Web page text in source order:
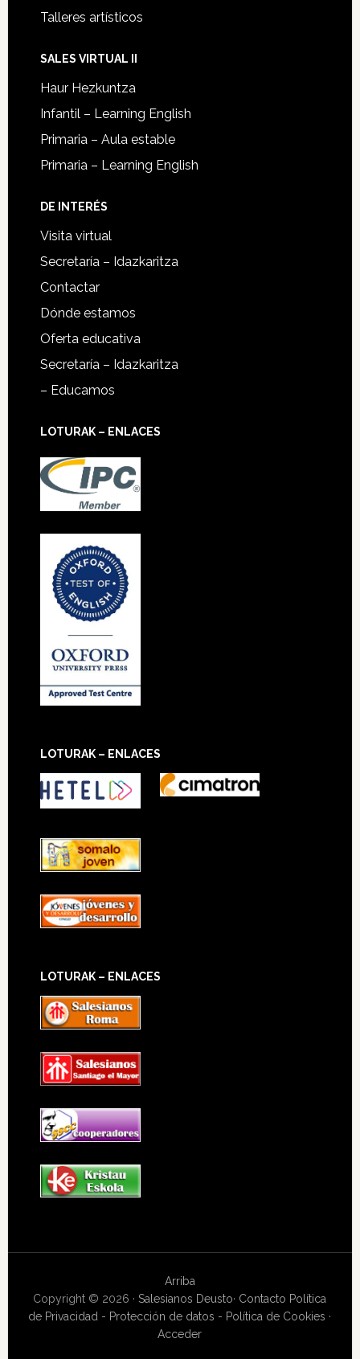
Talleres artísticos
SALES VIRTUAL II
Haur Hezkuntza
Infantil – Learning English
Primaria – Aula estable
Primaria – Learning English
DE INTERÉS
Visita virtual
Secretaría – Idazkaritza
Contactar
Dónde estamos
Oferta educativa
Secretaría – Idazkaritza
– Educamos
LOTURAK – ENLACES
LOTURAK – ENLACES
LOTURAK – ENLACES
Arriba
Copyright © 2026 ·Salesianos Deusto· Contacto Política
de Privacidad - Protección de datos - Política de Cookies ·
Acceder